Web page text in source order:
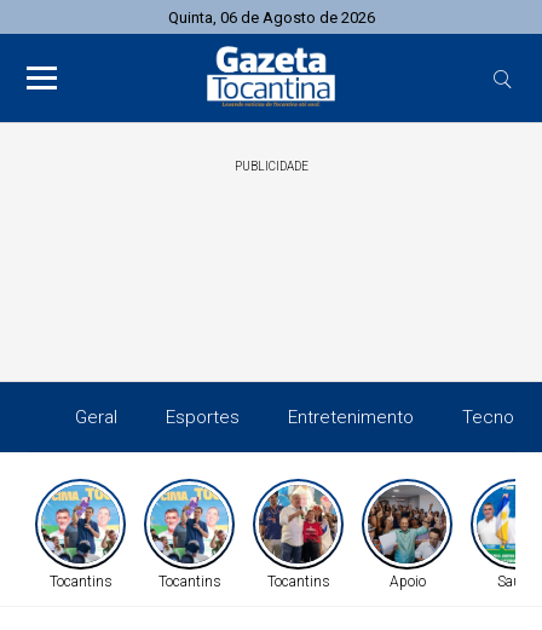
Quinta, 06 de Agosto de 2026
PUBLICIDADE
Geral Esportes Entretenimento
Tocantins Tocantins Tocantins Apoio Saúde